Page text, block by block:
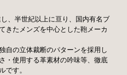
、半世紀以上に亘り、国内有名ブ
きたメンズを中心とした鞄メーカ
自の立体裁断のパターンを採用し
・使用する革素材の吟味等、徹底
です。